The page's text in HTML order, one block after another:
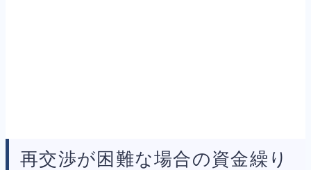
再交渉が困難な場合の資金繰り